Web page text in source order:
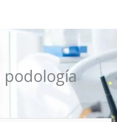
podología